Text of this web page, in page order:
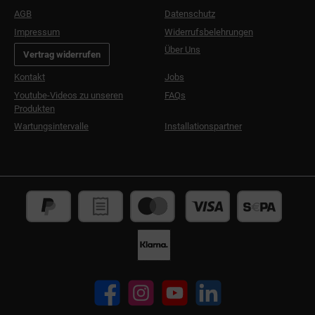
AGB
Datenschutz
Impressum
Widerrufsbelehrungen
Vertrag widerrufen Über Uns
Kontakt
Jobs
Youtube-Videos zu unseren
Produkten
FAQs
Wartungsintervalle Installationspartner
Facebook Instagram YouTube LinkedIn